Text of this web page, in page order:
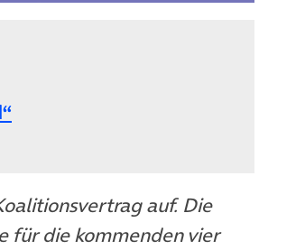
(öffnet in neuem Tab)
auf. Die
für die kommenden vier